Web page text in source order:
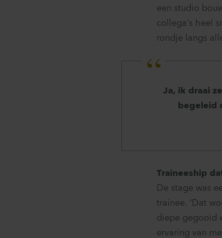
een studio
collega’s heel
rondje langs
Ja, ik draai
begeleid
Traineeship
De stage was
trainee. ‘Dat
diepe gegooid
ervaring van